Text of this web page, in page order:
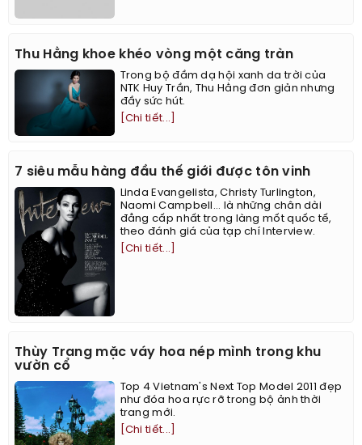
Thu Hằng khoe khéo vòng một căng tràn
Trong bộ đầm dạ hội xanh da trời của
NTK Huy Trần, Thu Hằng đơn giản nhưng
đầy sức hút.
[Chi tiết...]
7 siêu mẫu hàng đầu thế giới được tôn vinh
Linda Evangelista, Christy Turlington,
Naomi Campbell... là những chân dài
đẳng cấp nhất trong làng mốt quốc tế,
theo đánh giá của tạp chí Interview.
[Chi tiết...]
Thùy Trang mặc váy hoa nép mình trong khu
vườn cổ
Top 4 Vietnam's Next Top Model 2011 đẹp
như đóa hoa rực rỡ trong bộ ảnh thời
trang mới.
[Chi tiết...]